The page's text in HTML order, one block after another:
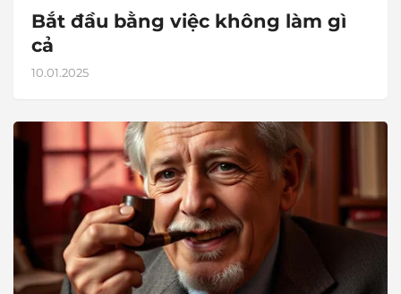
Bắt đầu bằng việc không làm gì
cả
10.01.2025